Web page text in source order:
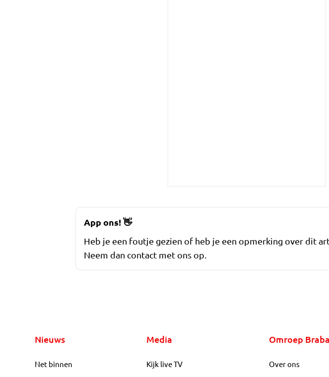
App ons!👋
Heb je een foutje gezien of heb je een opmerking over dit
Neem dan contact met ons op.
Nieuws
Net binnen
Media
Kijk live TV
Omroep
Over ons